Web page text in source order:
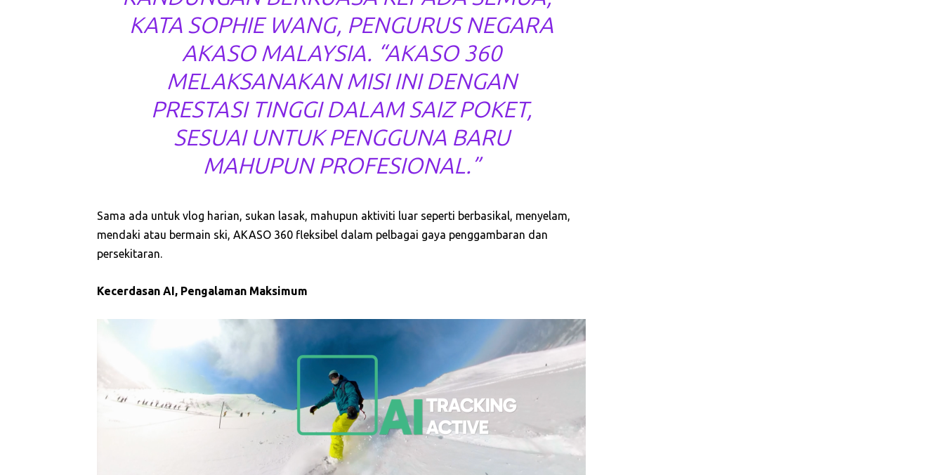
KATA SOPHIE WANG, PENGURUS NEGARA
AKASO MALAYSIA. “AKASO 360
MELAKSANAKAN MISI INI DENGAN
PRESTASI TINGGI DALAM SAIZ POKET,
SESUAI UNTUK PENGGUNA BARU
MAHUPUN PROFESIONAL.”
Sama ada untuk vlog harian, sukan lasak, mahupun aktiviti luar seperti berbasikal, menyelam,
mendaki atau bermain ski, AKASO 360 fleksibel dalam pelbagai gaya penggambaran dan
persekitaran.
Kecerdasan AI, Pengalaman Maksimum